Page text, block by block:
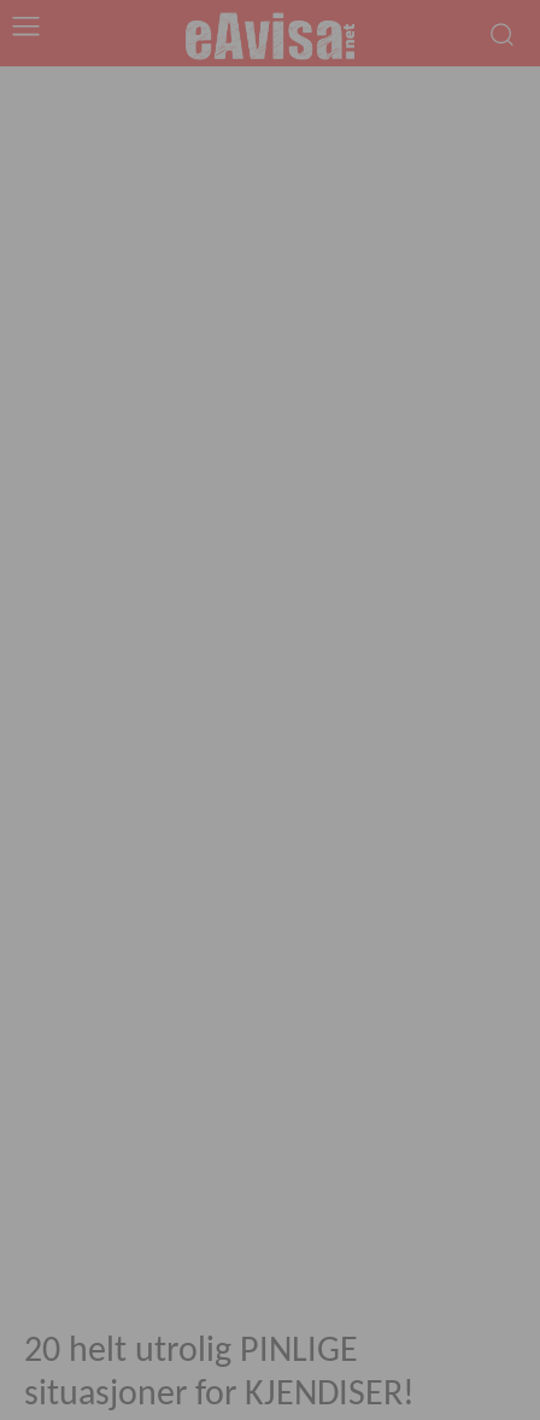
20 helt utrolig PINLIGE
situasjoner for KJENDISER!